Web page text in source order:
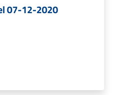
07-12-2020